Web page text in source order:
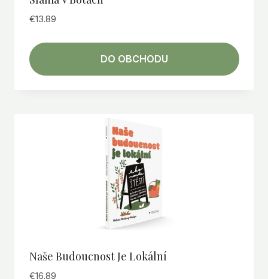
€13.89
DO OBCHODU
Naše Budoucnost Je Lokální
€16.89